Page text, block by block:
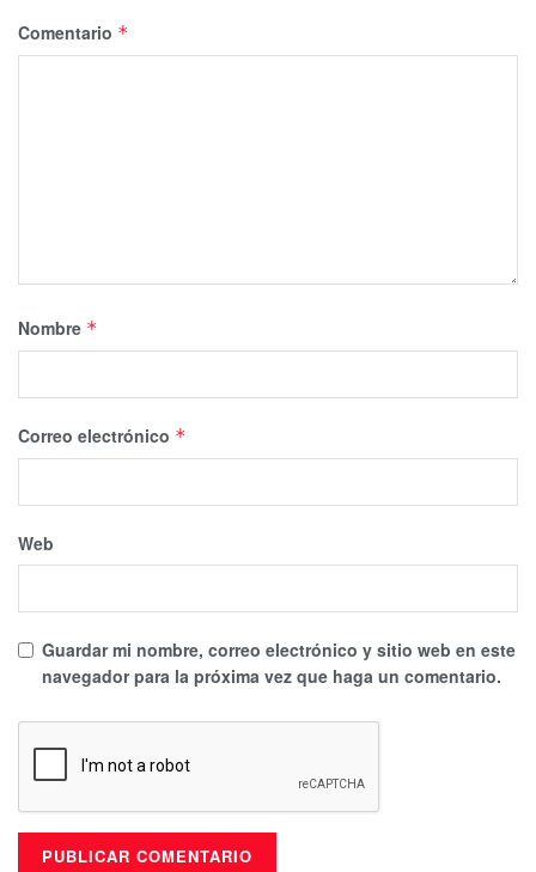
Comentario *
Nombre *
Correo electrónico *
Web
Guardar mi nombre, correo electrónico y sitio web en este
navegador para la próxima vez que haga un comentario.